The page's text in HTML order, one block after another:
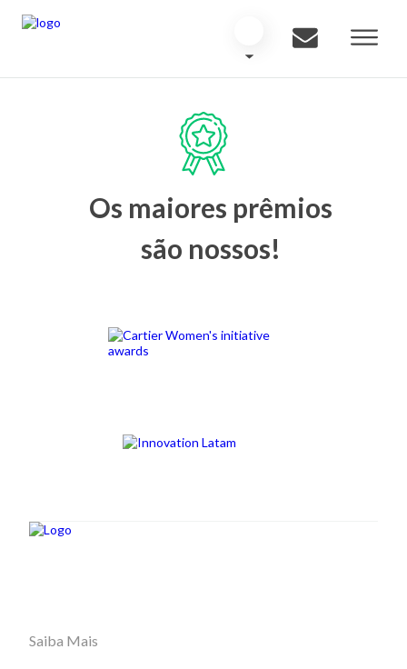
Os maiores prêmios
são nossos!
Saiba Mais